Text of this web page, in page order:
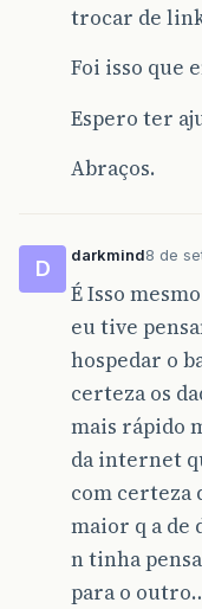
trocar de
Foi isso que
Espero ter
Abraços.
D
darkmind8 de
É Isso
eu tive
hospedar o
certeza os
mais rápido
da internet
com certeza
maior q a de
n tinha
para o